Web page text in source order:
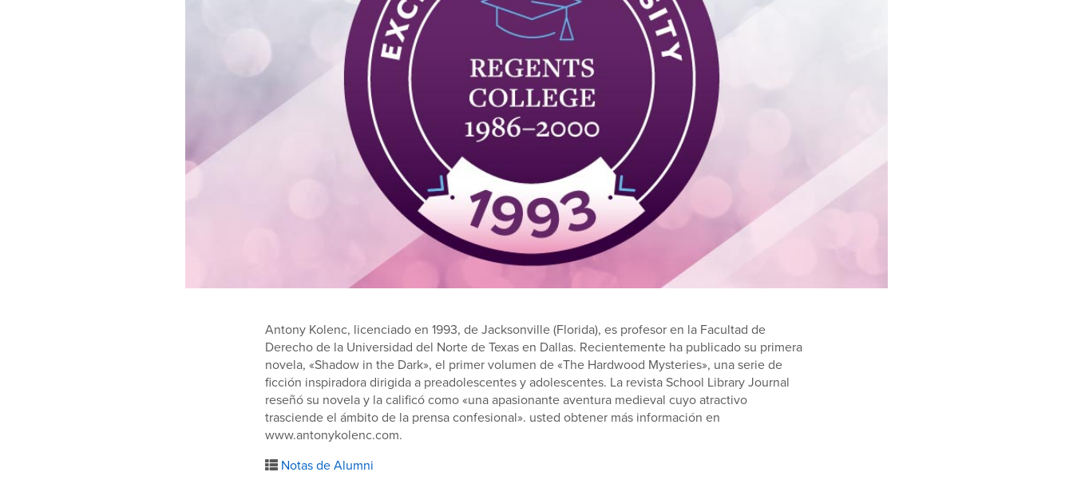
Antony Kolenc, licenciado en 1993, de Jacksonville (Florida), es profesor en la Facultad de
Derecho de la Universidad del Norte de Texas en Dallas. Recientemente ha publicado su primera
novela, «Shadow in the Dark», el primer volumen de «The Hardwood Mysteries», una serie de
ficción inspiradora dirigida a preadolescentes y adolescentes. La revista School Library Journal
reseñó su novela y la calificó como «una apasionante aventura medieval cuyo atractivo
trasciende el ámbito de la prensa confesional». usted obtener más información en
www.antonykolenc.com.
Notas de Alumni